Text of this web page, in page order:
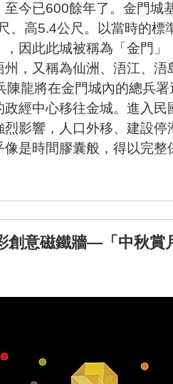
今已600餘年了。金門城
、高5.4公尺。以當時的標
，因此此城被稱為「金門」
州，又稱為仙洲、浯江、
陳龍將在金門城內的總兵
經中心移往金城。進入民
烈影響，人口外移、建設
像是時間膠囊般，得以完整
創意磁鐵牆—「中秋賞